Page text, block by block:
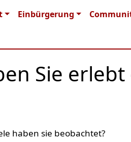
Einbürgerung
Sie
haben sie beobachtet?